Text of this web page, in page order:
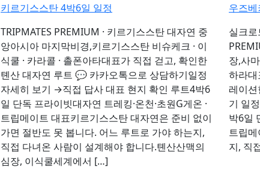
키르기스스탄 4박6일 일정
TRIPMATES PREMIUM · 키르기스스탄 대자연 중
앙아시아 마지막비경,키르기스스탄 비슈케크 · 이
식쿨 · 카라콜 · 촐폰아타대표가 직접 걷고, 확인한
톈산 대자연 루트 💬 카카오톡으로 상담하기일정
자세히 보기 →직접 답사 대표 현지 확인 루트4박6
일 단독 프라이빗대자연 트레킹·온천·초원G게온 ·
트립메이트 대표키르기스스탄 대자연은 준비 없이
가면 절반도 못 봅니다. 어느 루트로 가야 하는지,
직접 다녀온 사람이 설계해야 합니다.톈산산맥의
심장, 이식쿨세계에서 […]
우즈
실크
장,사
하라대
레이
기 일
박6일
트립
지, 직